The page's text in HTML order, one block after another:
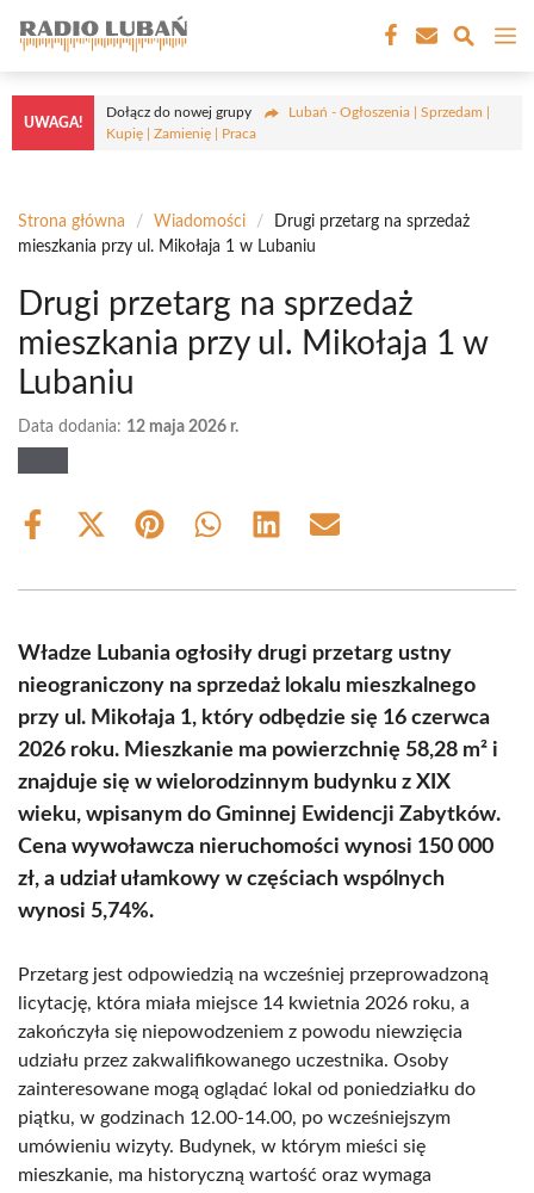
treści
UWAGA!
Dołącz do nowej grupy
Lubań - Ogłoszenia | Sprzedam |
Kupię | Zamienię | Praca
Strona główna / Wiadomości /
Drugi przetarg na sprzedaż
mieszkania przy ul. Mikołaja 1 w Lubaniu
Drugi przetarg na sprzedaż
mieszkania przy ul. Mikołaja 1 w
Lubaniu
Data dodania: 12 maja 2026 r.
Share
Share
(Twitter)
Share Share Share Share
Władze Lubania ogłosiły drugi przetarg ustny
nieograniczony na sprzedaż lokalu mieszkalnego
przy ul. Mikołaja 1, który odbędzie się 16 czerwca
2026 roku. Mieszkanie ma powierzchnię 58,28 m² i
znajduje się w wielorodzinnym budynku z XIX
wieku, wpisanym do Gminnej Ewidencji Zabytków.
Cena wywoławcza nieruchomości wynosi 150 000
zł, a udział ułamkowy w częściach wspólnych
wynosi 5,74%.
Przetarg jest odpowiedzią na wcześniej przeprowadzoną
licytację, która miała miejsce 14 kwietnia 2026 roku, a
zakończyła się niepowodzeniem z powodu niewzięcia
udziału przez zakwalifikowanego uczestnika. Osoby
zainteresowane mogą oglądać lokal od poniedziałku do
piątku, w godzinach 12.00-14.00, po wcześniejszym
umówieniu wizyty. Budynek, w którym mieści się
mieszkanie, ma historyczną wartość oraz wymaga